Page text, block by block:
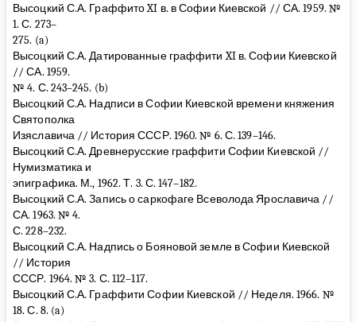
Высоцкий С.А. Граффито XI в. в Софии Киевской // СА. 1959. №
1. С. 273–
275. (a)
Высоцкий С.А. Датированные граффити XI в. Софии Киевской
// СА. 1959.
№ 4. С. 243–245. (b)
Высоцкий С.А. Надписи в Софии Киевской времени княжения
Святополка
Изяславича // История СССР. 1960. № 6. С. 139–146.
Высоцкий С.А. Древнерусские граффити Софии Киевской //
Нумизматика и
эпиграфика. М., 1962. Т. 3. С. 147–182.
Высоцкий С.А. Запись о саркофаге Всеволода Ярославича //
СА. 1963. № 4.
С. 228–232.
Высоцкий С.А. Надпись о Бояновой земле в Софии Киевской
// История
СССР. 1964. № 3. С. 112–117.
Высоцкий С.А. Граффити Софии Киевской // Неделя. 1966. №
18. С. 8. (a)